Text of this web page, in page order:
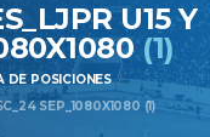
U15 Y
(1)
DE POSICIONES
SEP_1080X1080 (1)